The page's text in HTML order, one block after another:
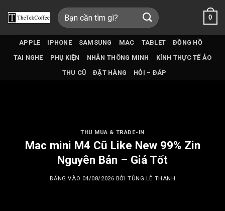
qua
Tìm
kiếm:
0
APPLE IPHONE SAMSUNG MAC TABLET
ĐỒNG HỒ
TAI NGHE
PHỤ KIỆN NHẪN THÔNG MINH
KÍNH THỰC TẾ ẢO
THU CŨ
ĐẶT HÀNG HỎI – ĐÁP
THU MUA & TRADE-IN
Mac mini M4 Cũ Like New 99% Zin
Nguyên Bản – Giá Tốt
ĐĂNG VÀO 04/08/2026 BỞITÙNG LÊ THANH